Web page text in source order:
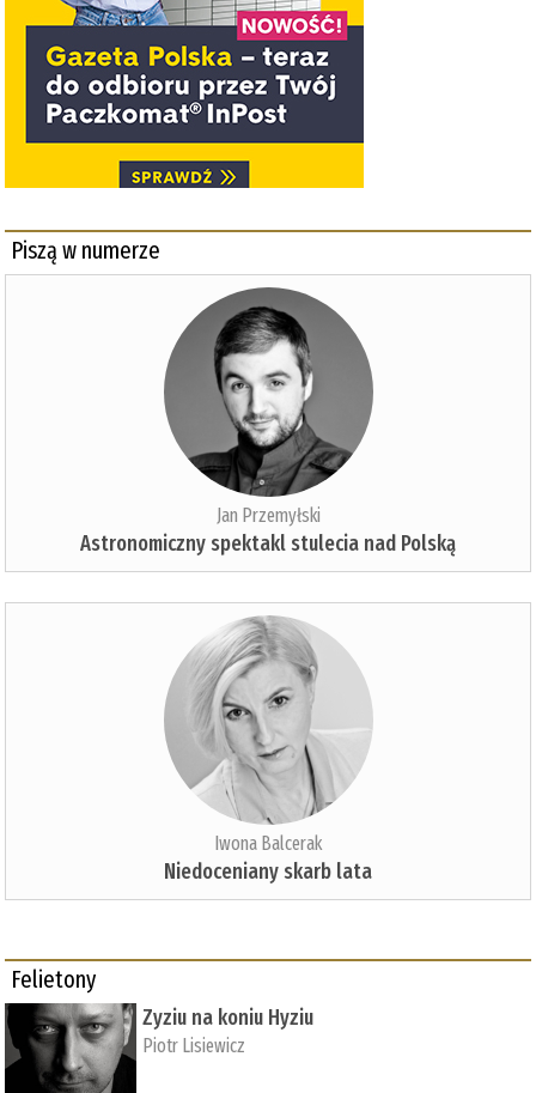
Piszą w numerze
Jan Przemyłski
Astronomiczny spektakl stulecia nad Polską
Iwona Balcerak
Niedoceniany skarb lata
Felietony
Zyziu na koniu Hyziu
Piotr Lisiewicz